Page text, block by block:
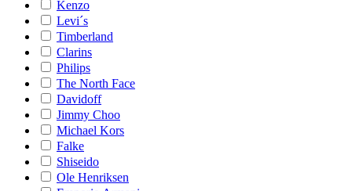
Kenzo
Levi´s
Timberland
Clarins
Philips
The North Face
Davidoff
Jimmy Choo
Michael Kors
Falke
Shiseido
Ole Henriksen